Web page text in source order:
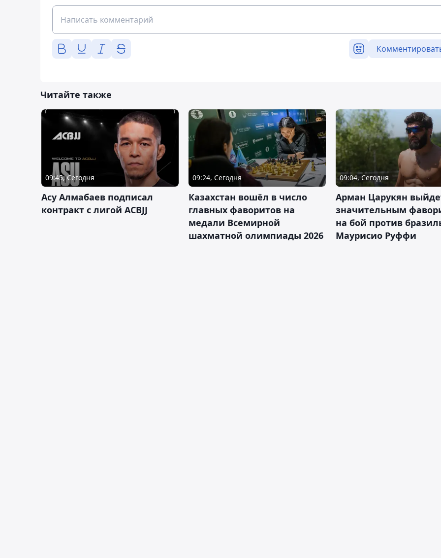
Читайте также
09:45, Сегодня
Асу Алмабаев подписал
контракт с лигой ACBJJ
09:24, Сегодня
Казахстан вошёл в число
главных фаворитов на
медали Всемирной
шахматной олимпиады 2026
09:04, Сегодня
Арман Царукян
значительным
на бой против
Маурисио Руффи